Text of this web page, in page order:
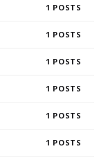
1
1
1
1
1
1